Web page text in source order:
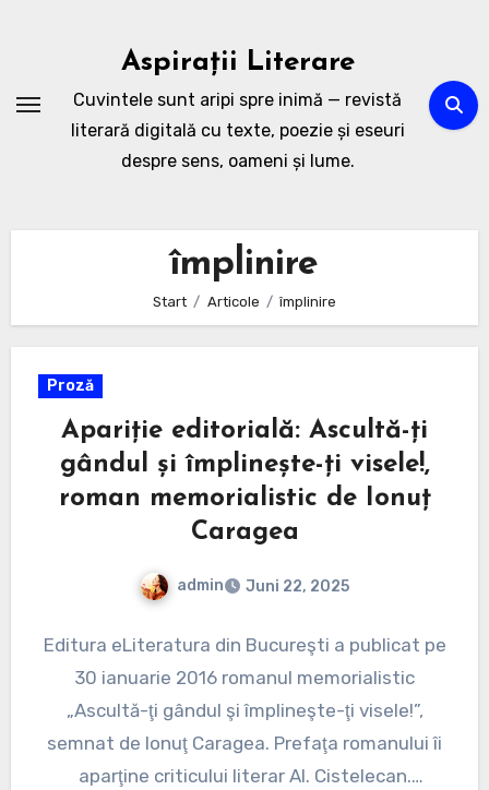
Aspirații Literare
Cuvintele sunt aripi spre inimă — revistă
literară digitală cu texte, poezie și eseuri
despre sens, oameni și lume.
împlinire
Start Articole împlinire
Proză
Apariție editorială: Ascultă-ți
gândul și împlinește-ți visele!,
roman memorialistic de Ionuț
Caragea
admin Juni 22, 2025
Kommentare
Editura eLiteratura din Bucureşti a publicat pe
30 ianuarie 2016 romanul memorialistic
„Ascultă-ţi gândul şi împlineşte-ţi visele!”,
semnat de Ionuţ Caragea. Prefaţa romanului îi
aparţine criticului literar Al. Cistelecan.